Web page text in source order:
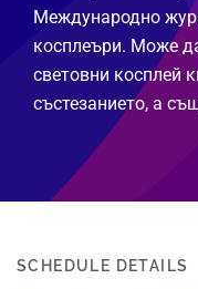
Международно
косплеъри. Може
световни косплей
състезанието, а
SCHEDULE DETAILS